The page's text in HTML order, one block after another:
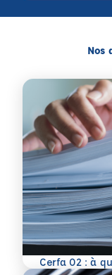
Nos
Cerfa 02 : à
En savoir plus